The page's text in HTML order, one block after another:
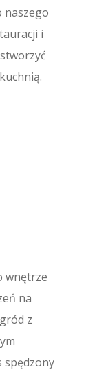
naszego
i
wnętrze
na
z
spędzony